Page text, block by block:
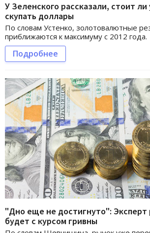
У Зеленского рассказали, стоит
скупать доллары
По словам Устенко, золотовалютные
приближаются к максимуму с 2012 года.
Подробнее
"Дно еще не достигнуто": Эксперт
будет с курсом гривны